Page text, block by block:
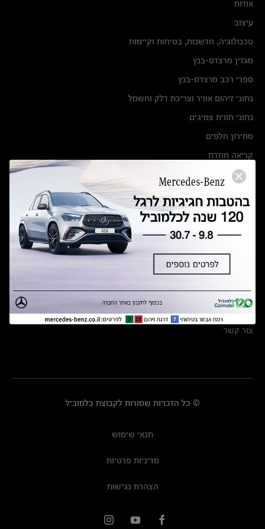
אודות
עיצוב
טכנולוגיה, חדשנות, בטיחות וקיימות
מגזין מרצדס-בנץ
ספרי רכב מרצדס-בנץ
נתוני זיהום אוויר וצריכת דלק וחשמל
נתוני תווית צמיגים
מחירון חלפים
קריאה חוזרת
הודעה על הטבות לרכבי מרצדס בהסדר פשרה בתצ 56447-02-19
תקנון ימי מכירות 120 לכלמוביל
מצאו אותנו
אולמות תצוגה
מרכזי שירות
צור קשר
© כל הזכויות שמורות לקבוצת כלמוביל
תנאי שימוש
מדיניות פרטיות
הצהרת נגישות